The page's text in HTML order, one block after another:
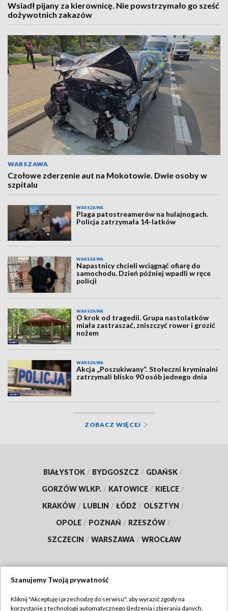
Wsiadł pijany za kierownicę. Nie powstrzymało go sześć
dożywotnich zakazów
WARSZAWA
Czołowe zderzenie aut na Mokotowie. Dwie osoby w
szpitalu
WARSZAWA
Plaga patostreamerów na hulajnogach.
Policja zatrzymała 14-latków
WARSZAWA
Napastnicy chcieli wciągnąć ofiarę do
samochodu. Dzień później wpadli w ręce
policji
WARSZAWA
O krok od tragedii. Grupa nastolatków
miała zastraszać, zniszczyć rower i grozić
nożem
WARSZAWA
Akcja „Poszukiwany”. Stołeczni kryminalni
zatrzymali blisko 90 osób jednego dnia
ZOBACZ WIĘCEJ
BIAŁYSTOK / BYDGOSZCZ / GDAŃSK /
GORZÓW WLKP. / KATOWICE / KIELCE /
KRAKÓW / LUBLIN / ŁÓDŹ / OLSZTYN /
OPOLE / POZNAŃ / RZESZÓW /
SZCZECIN / WARSZAWA / WROCŁAW
Szanujemy Twoją prywatność
Kliknij "Akceptuję i przechodzę do serwisu", aby wyrazić zgody na
korzystanie z technologii automatycznego śledzenia i zbierania danych,